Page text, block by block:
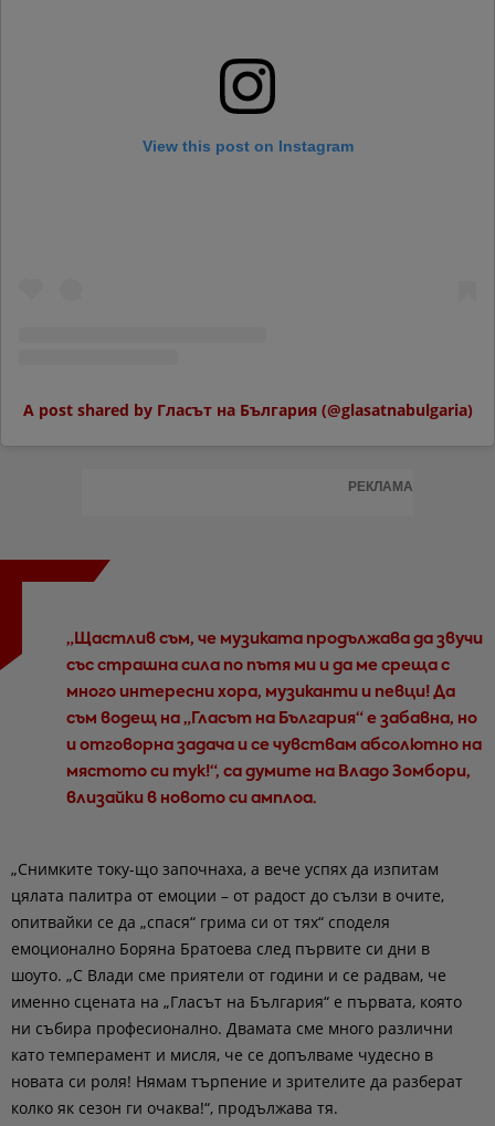
View this post on Instagram
A post shared by Гласът на България (@glasatnabulgaria)
РЕКЛАМА
„Щастлив съм, че музиката продължава да звучи
със страшна сила по пътя ми и да ме среща с
много интересни хора, музиканти и певци! Да
съм водещ на „Гласът на България“ е забавна, но
и отговорна задача и се чувствам абсолютно на
мястото си тук!“, са думите на Владо Зомбори,
влизайки в новото си амплоа.
„Снимките току-що започнаха, а вече успях да изпитам
цялата палитра от емоции – от радост до сълзи в очите,
опитвайки се да „спася“ грима си от тях“ споделя
емоционално Боряна Братоева след първите си дни в
шоуто. „С Влади сме приятели от години и се радвам, че
именно сцената на „Гласът на България“ е първата, която
ни събира професионално. Двамата сме много различни
като темперамент и мисля, че се допълваме чудесно в
новата си роля! Нямам търпение и зрителите да разберат
колко як сезон ги очаква!“, продължава тя.